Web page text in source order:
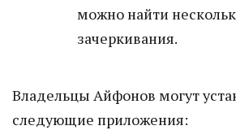
можно найти
зачеркивания.
Владельцы Айфонов могут
следующие приложения: